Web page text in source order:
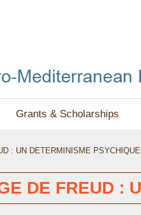
Grants & Scholarships
: UN DETERMINISME PSYCHIQUE
DE FREUD :